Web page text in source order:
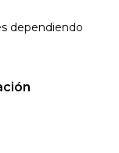
dependiendo